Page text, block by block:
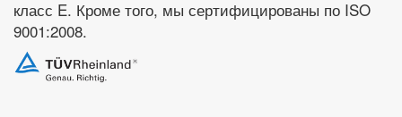
класс E. Кроме того, мы сертифицированы по ISO
9001:2008.